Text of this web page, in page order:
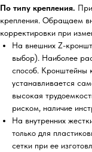
По типу крепления.
крепления. Обращаем
корректировки при
На внешних Z-
выбор). Наиболее
способ. Кронштейны
устанавливается
высокая
риском, наличие
На внутренних
только для
сетки при ее